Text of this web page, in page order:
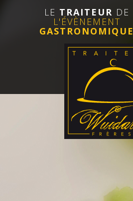
LE TRAITEUR DE
L'ÉVÈNEMENT
GASTRONOMIQUE